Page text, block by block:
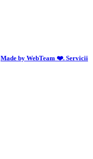
Made by WebTeam ❤️. Servicii